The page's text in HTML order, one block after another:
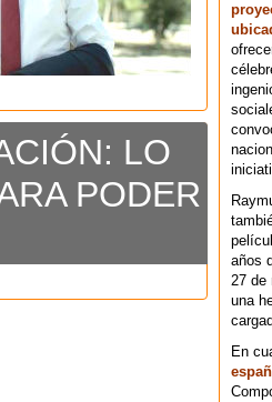
LO
PODER
años
27 de
una
En